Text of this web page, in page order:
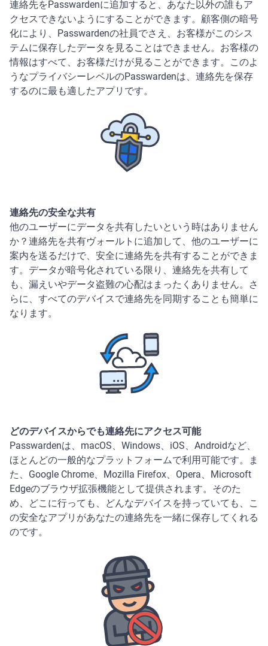
連絡先をPasswardenに追加すると、あなた以外の誰もア
クセスできないようにすることができます。顧客側の暗号
化により、Passwardenの社員でさえ、お客様がこのシス
テムに保存したデータを見ることはできません。お客様の
情報はすべて、お客様だけが見ることができます。このよ
うなプライバシーレベルのPasswardenは、連絡先を保存
するのに最も適したアプリです。
連絡先の安全な共有
他のユーザーにデータを共有したいという時はありません
か？連絡先を共有ヴォールトに追加して、他のユーザーに
案内を送るだけで、安全に連絡先を共有することができま
す。データが暗号化されている限り、連絡先を共有して
も、漏えいやデータ盗難の心配はまったくありません。さ
らに、すべてのデバイスで連絡先を同期することも簡単に
なります。
どのデバイスからでも連絡先にアクセス可能
Passwardenは、macOS、Windows、iOS、Androidなど、
ほとんどの一般的なプラットフォームで利用可能です。ま
た、Google Chrome、Mozilla Firefox、Opera、Microsoft
Edgeのブラウザ拡張機能として提供されます。そのた
め、どこに行っても、どんなデバイスを持っていても、こ
の安全なアプリがあなたの連絡先を一緒に保存してくれる
のです。